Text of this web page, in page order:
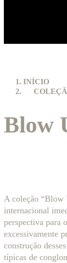
INÍCIO
Blow
A coleção “Blow
internacional
perspectiva para
excessivamente
construção
típicas de